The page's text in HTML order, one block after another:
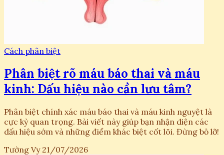
Cách phân biệt
Phân biệt rõ máu báo thai và máu
kinh: Dấu hiệu nào cần lưu tâm?
Phân biệt chính xác máu báo thai và máu kinh nguyệt là
cực kỳ quan trọng. Bài viết này giúp bạn nhận diện các
dấu hiệu sớm và những điểm khác biệt cốt lõi. Đừng bỏ lỡ!
Tường Vy 21/07/2026